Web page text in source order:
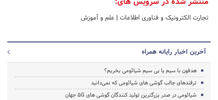
تجارت الکترونیک و فناوری اطلاعات | علم و آموزش
آخرین اخبار رایانه همراه
هدفون با سیم یا بی سیم شیائومی بخریم؟
ترفندهای جالب گوشی های شیائومی که نمی‌دانید
شیائومی در صدر بزرگترین تولید کنندگان گوشی های 5G جهان